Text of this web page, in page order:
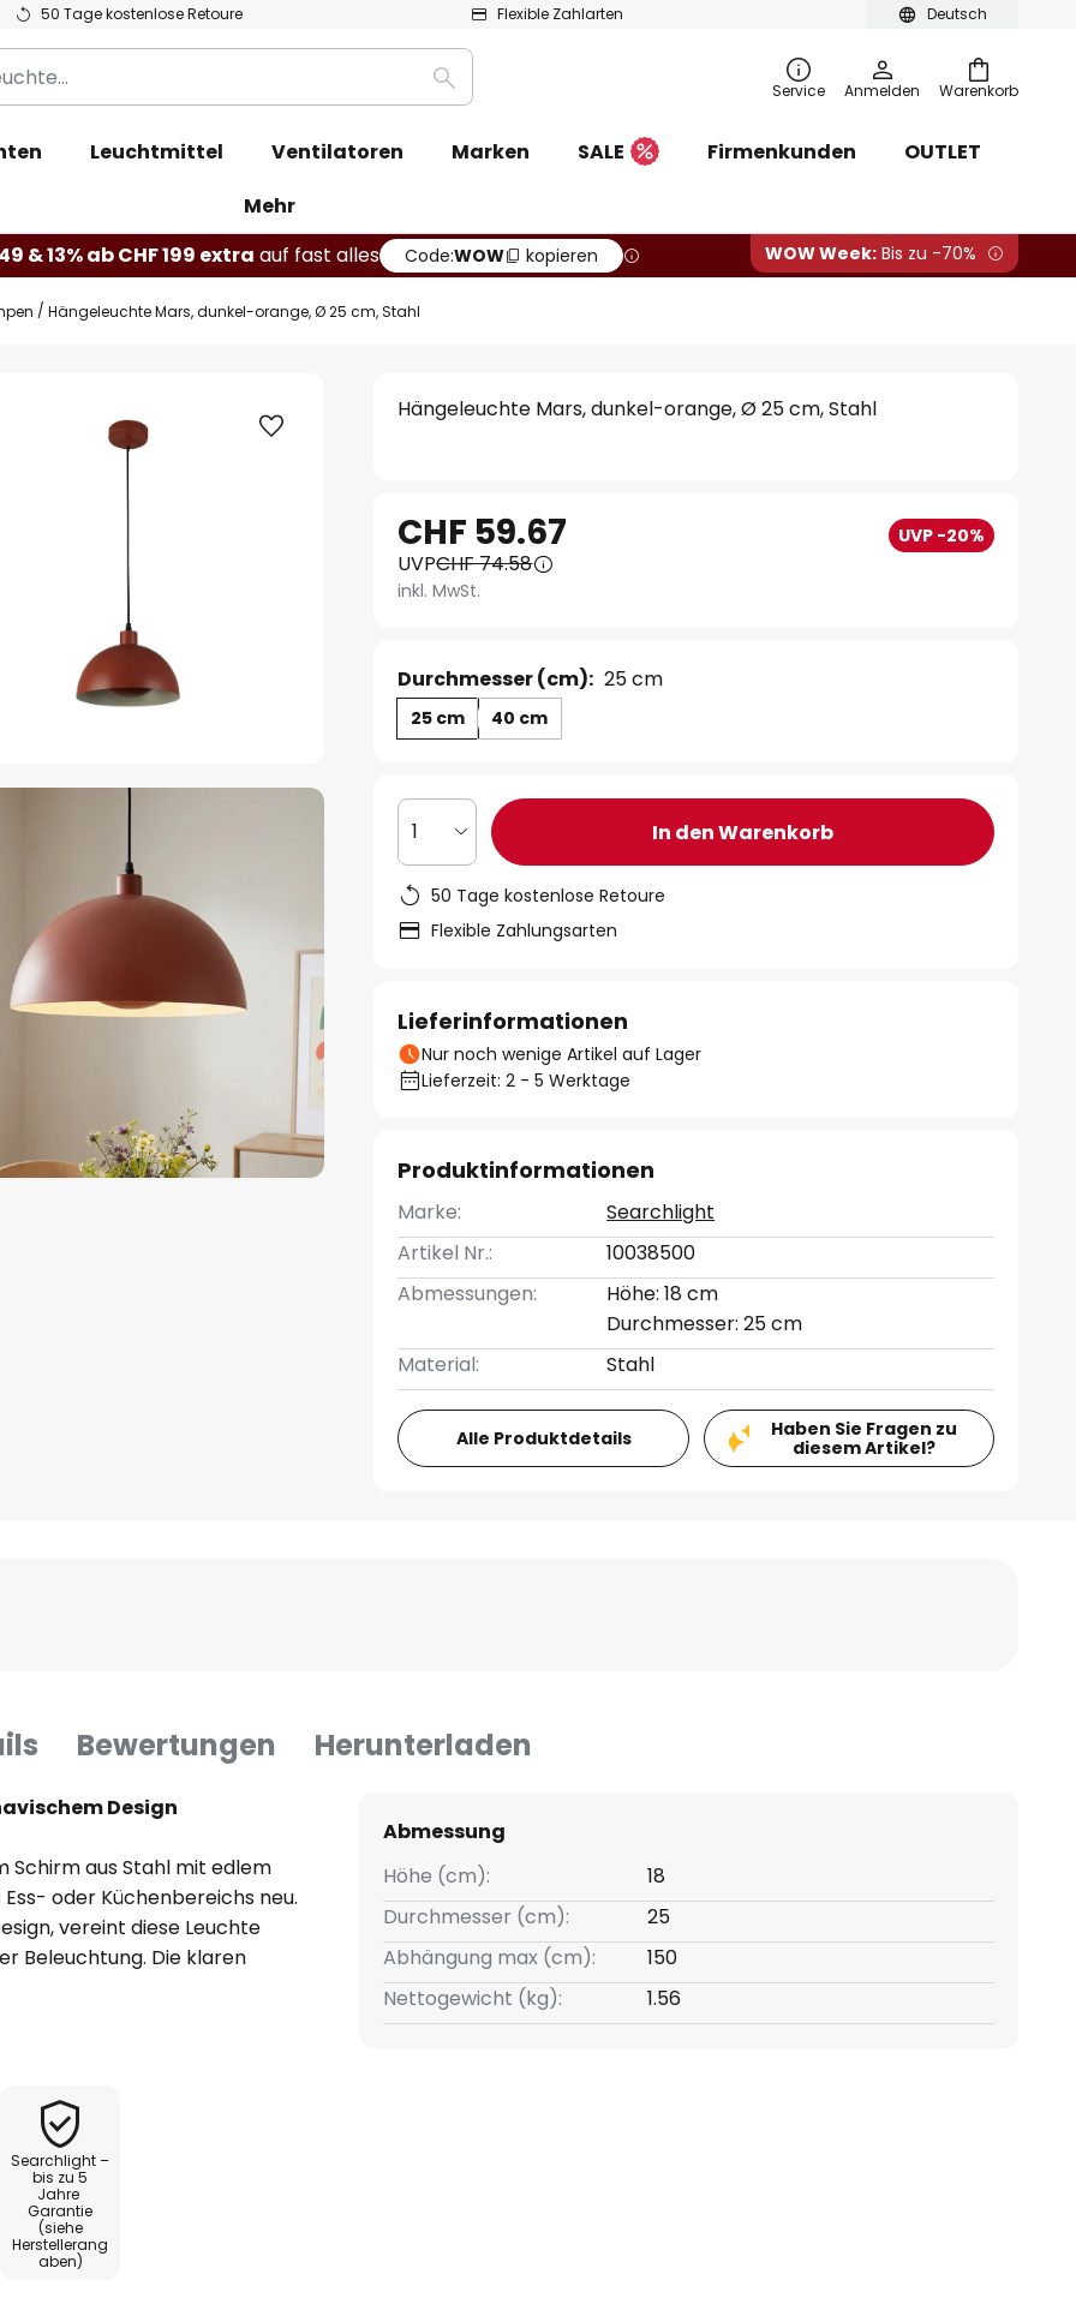
Deutsch
50 Tage kostenlose Retoure Flexible Zahlarten
Warenkorb
Suche Service Anmelden
Leuchtmittel Ventilatoren Marken SALE Firmenkunden
OUTLET
Mehr
& 13% ab CHF 199 extra auf fast alles Code:WOW kopieren WOW Week: Bis zu -70%
Hängeleuchte Mars, dunkel-orange, Ø 25 cm, Stahl
Hängeleuchte Mars, dunkel-orange, Ø 25 cm, Stahl
CHF 59.67 UVP -20%
UVPCHF 74.58
inkl. MwSt.
Durchmesser (cm): 25 cm
25 cm 40 cm
1 In den Warenkorb
50 Tage kostenlose Retoure
Flexible Zahlungsarten
Lieferinformationen
Nur noch wenige Artikel auf Lager
Lieferzeit: 2 - 5 Werktage
Produktinformationen
Marke:
Searchlight
Artikel Nr.:
10038500
Abmessungen:
Höhe: 18 cm
Durchmesser: 25 cm
Material:
Stahl
Alle Produktdetails
Haben Sie Fragen zu
diesem Artikel?
Bewertungen Herunterladen
Design
Schirm aus Stahl mit edlem
oder Küchenbereichs neu.
vereint diese Leuchte
Beleuchtung. Die klaren
machen Mars zu einem
wird nach unten durch ein
Innenseite des Schirms
Searchlight –
bis zu 5
Jahre
Garantie
(siehe
Herstellerang
aben)
Abmessung
Höhe (cm):
18
Durchmesser (cm):
25
Abhängung max (cm):
150
Nettogewicht (kg):
1.56